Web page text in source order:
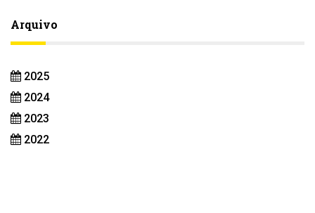
Arquivo
2025
2024
2023
2022